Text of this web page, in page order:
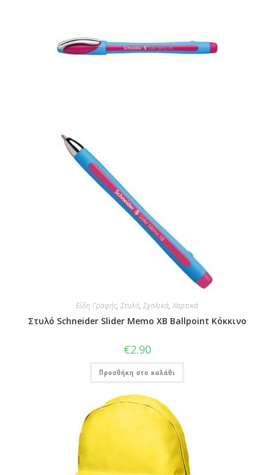
Είδη Γραφής, Στυλό, Σχολικά,Χαρτικά
Στυλό Schneider Slider Memo XB Ballpoint Κόκκινο
€2.90
Προσθήκη στο καλάθι